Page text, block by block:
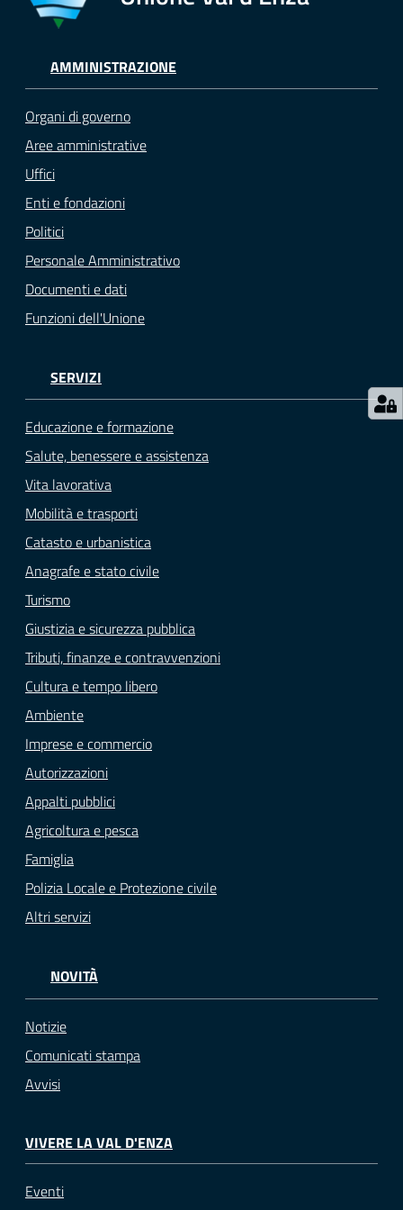
argomenti...
Seguici
su
AMMINISTRAZIONE
Organi di governo
Aree amministrative
Uffici
Enti e fondazioni
Politici
Personale Amministrativo
Documenti e dati
Funzioni dell'Unione
SERVIZI
Educazione e formazione
Salute, benessere e assistenza
Vita lavorativa
Mobilità e trasporti
Catasto e urbanistica
Anagrafe e stato civile
Turismo
Giustizia e sicurezza pubblica
Tributi, finanze e contravvenzioni
Cultura e tempo libero
Ambiente
Imprese e commercio
Autorizzazioni
Appalti pubblici
Agricoltura e pesca
Famiglia
Polizia Locale e Protezione civile
Altri servizi
NOVITÀ
Notizie
Comunicati stampa
Avvisi
VIVERE LA VAL D'ENZA
Eventi